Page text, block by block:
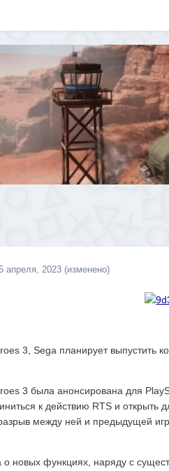
апреля, 2023 (изменено)
3, Sega планирует выпустить
3 была анонсирована для
к действию RTS и
между ней и предыдущей
о новых функциях, наряду с